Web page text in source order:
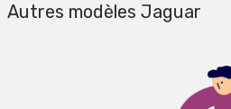
Autres modèles Jaguar